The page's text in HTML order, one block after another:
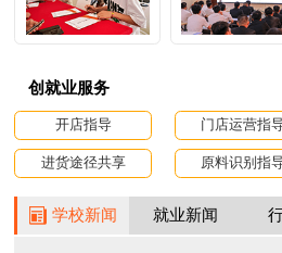
创就业服务
开店指导 门店运营指
进货途径共享 原料识别指
学校新闻 就业新闻